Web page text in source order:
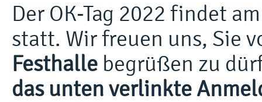
Der OK-Tag 2022 findet
statt. Wir freuen uns, Sie
Festhalle begrüßen zu
das unten verlinkte